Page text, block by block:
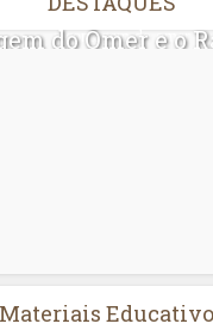
do Ômer e o
Materiais